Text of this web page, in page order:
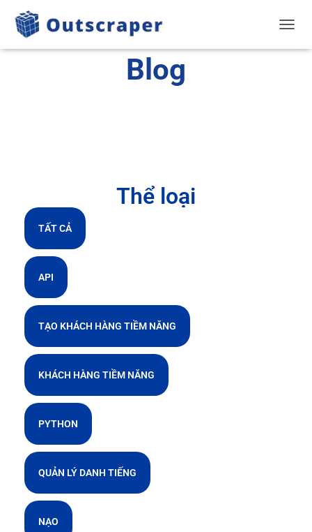
Blog
Thể loại
TẤT CẢ
API
TẠO KHÁCH HÀNG TIỀM NĂNG
KHÁCH HÀNG TIỀM NĂNG
PYTHON
QUẢN LÝ DANH TIẾNG
NẠO